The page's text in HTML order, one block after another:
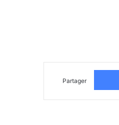
Partager